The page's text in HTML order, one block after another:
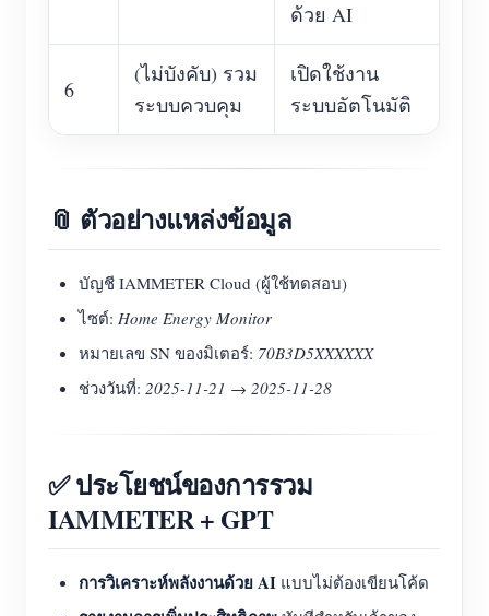
ด้วย AI
6
(ไม่บังคับ) รวม
ระบบควบคุม
เปิดใช้งาน
ระบบอัตโนมัติ
📎 ตัวอย่างแหล่งข้อมูล
บัญชี IAMMETER Cloud (ผู้ใช้ทดสอบ)
ไซต์: Home Energy Monitor
หมายเลข SN ของมิเตอร์: 70B3D5XXXXXX
ช่วงวันที่: 2025-11-21 → 2025-11-28
✅ ประโยชน์ของการรวม
IAMMETER + GPT
การวิเคราะห์พลังงานด้วย AI แบบไม่ต้องเขียนโค้ด